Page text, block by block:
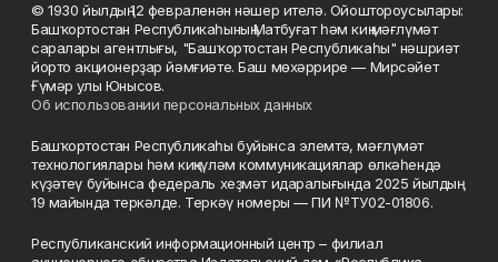
© 1930 йылдың 12 февраленән нәшер ителә. Ойоштороусылары:
Башҡортостан Республикаһының Матбуғат һәм киң мәғлүмәт
саралары агентлығы, "Башҡортостан Республикаһы" нәшриәт
йорто акционерҙар йәмғиәте. Баш мөхәррире — Мирсәйет
Ғүмәр улы Юнысов.
Об использовании персональных данных
Башҡортостан Республикаһы буйынса элемтә, мәғлүмәт
технологиялары һәм киңкүләм коммуникациялар өлкәһендә
күҙәтеү буйынса федераль хеҙмәт идаралығында 2025 йылдың
19 майында теркәлде. Теркәү номеры — ПИ №ТУ02-01806.
Республиканский информационный центр – филиал